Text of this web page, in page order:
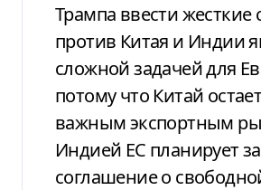
Трампа ввести жесткие
против Китая и Индии
сложной задачей для
потому что Китай
важным экспортным
Индией ЕС планирует
соглашение о